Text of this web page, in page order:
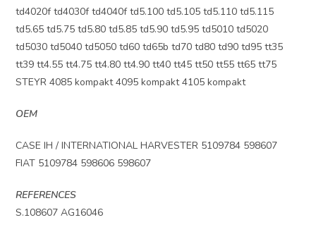
td4020f td4030f td4040f td5.100 td5.105 td5.110 td5.115
td5.65 td5.75 td5.80 td5.85 td5.90 td5.95 td5010 td5020
td5030 td5040 td5050 td60 td65b td70 td80 td90 td95 tt35
tt39 tt4.55 tt4.75 tt4.80 tt4.90 tt40 tt45 tt50 tt55 tt65 tt75
STEYR 4085 kompakt 4095 kompakt 4105 kompakt
OEM
CASE IH / INTERNATIONAL HARVESTER 5109784 598607
FIAT 5109784 598606 598607
REFERENCES
S.108607 AG16046